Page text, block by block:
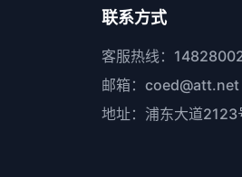
联系方式
客服热线：
邮箱：coed@att.net
地址：浦东大道2123